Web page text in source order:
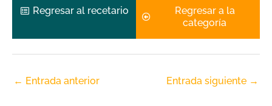
Regresar al recetario
Regresar a la
categoría
← Entrada anterior Entrada siguiente →